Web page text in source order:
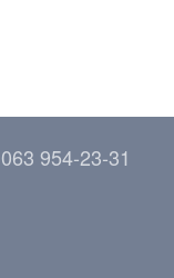
063 954-23-31